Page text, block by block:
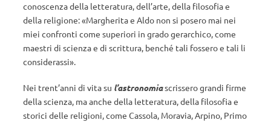
conoscenza della letteratura, dell’arte, della filosofia e
della religione: «Margherita e Aldo non si posero mai nei
miei confronti come superiori in grado gerarchico, come
maestri di scienza e di scrittura, benché tali fossero e tali li
considerassi».
Nei trent’anni di vita su l’astronomiascrissero grandi firme
della scienza, ma anche della letteratura, della filosofia e
storici delle religioni, come Cassola, Moravia, Arpino, Primo